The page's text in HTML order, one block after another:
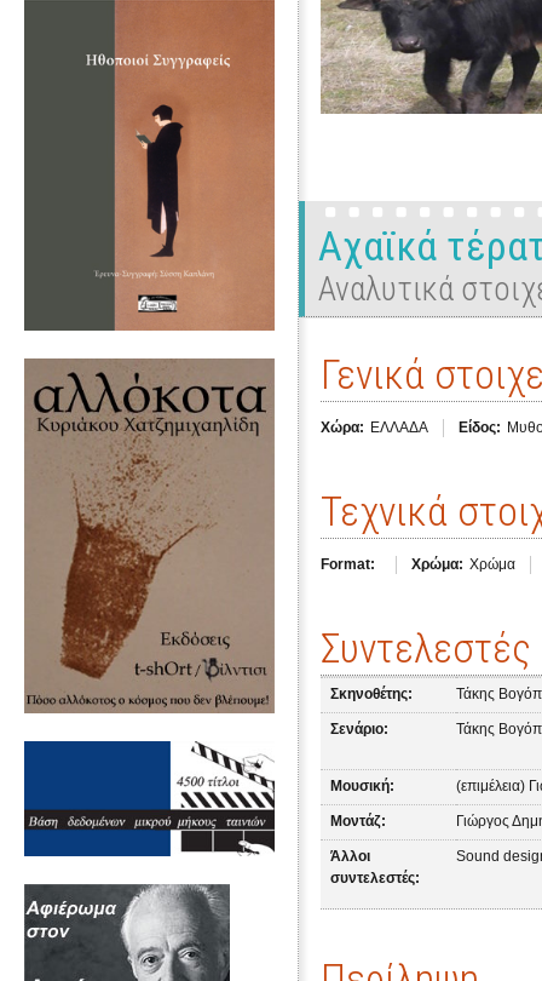
Αχαϊκά
Αναλυτικά
Γενικά
Χώρα: ΕΛΛΑΔΑ Είδος:
Τεχνικά
Format: Χρώμα: Χρώμα
Συντελεστές
Σκηνοθέτης: Τάκης
Σενάριο: Τάκης
Μουσική: (επιμέλεια)
Μοντάζ: Γιώργος
Άλλοι
συντελεστές:
Sound